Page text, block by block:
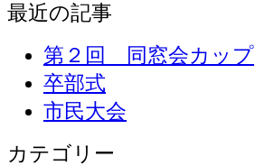
最近の記事
第２回 同窓会カップ
卒部式
市民大会
カテゴリー